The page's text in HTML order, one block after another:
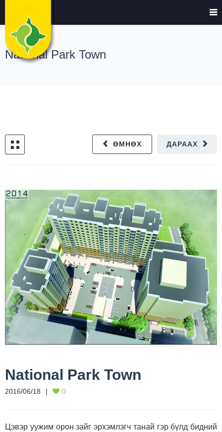
National Park Town
ДАРААХ
ӨМНӨХ
National Park Town
2016/06/18 0
Цэвэр уужим орон зайг эрхэмлэгч танай гэр бүлд бидний